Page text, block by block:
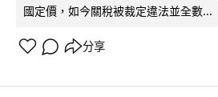
國定價，如今關稅被裁定違法並全數...
分享